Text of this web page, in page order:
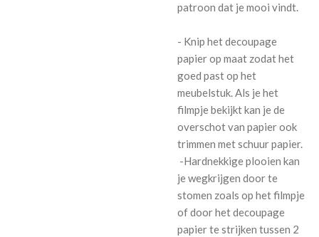
patroon dat je mooi vindt.
- Knip het decoupage
papier op maat zodat het
goed past op het
meubelstuk. Als je het
filmpje bekijkt kan je de
overschot van papier ook
trimmen met schuur papier.
-Hardnekkige plooien kan
je wegkrijgen door te
stomen zoals op het filmpje
of door het decoupage
papier te strijken tussen 2